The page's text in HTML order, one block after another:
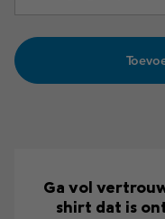
Ga vol
shirt dat is